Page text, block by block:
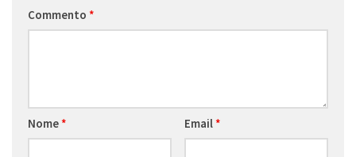
Commento *
Nome* Email*